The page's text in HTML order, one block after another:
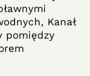
Kanał
pomiędzy